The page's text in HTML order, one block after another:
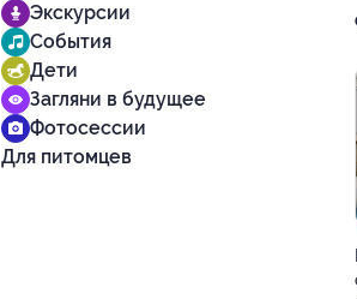
Экскурсии
События
Дети
Загляни в будущее
Фотосессии
Для питомцев